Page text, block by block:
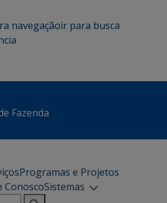
navegaçãoir para busca
Fazenda
Programas e Projetos
ConoscoSistemas